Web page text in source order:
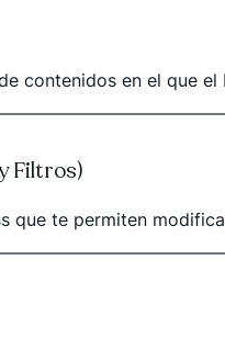
contenidos en el que
Filtros)
que te permiten